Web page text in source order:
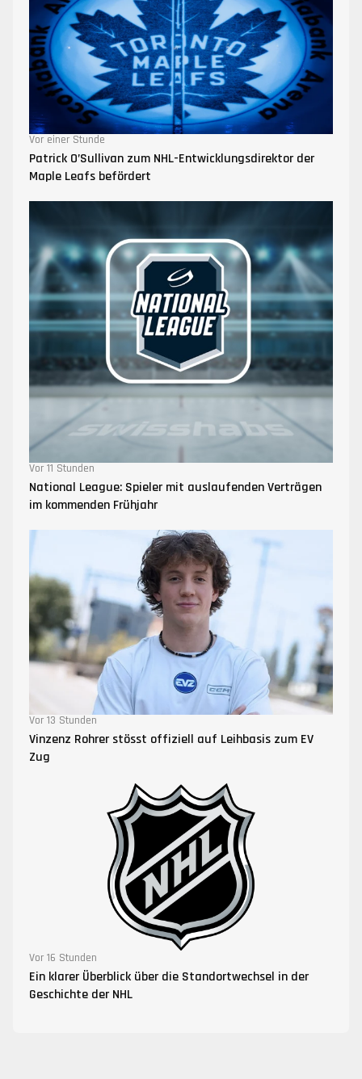
Vor einer Stunde
Patrick O’Sullivan zum NHL-Entwicklungsdirektor der
Maple Leafs befördert
Vor 11 Stunden
National League: Spieler mit auslaufenden Verträgen
im kommenden Frühjahr
Vor 13 Stunden
Vinzenz Rohrer stösst offiziell auf Leihbasis zum EV
Zug
Vor 16 Stunden
Ein klarer Überblick über die Standortwechsel in der
Geschichte der NHL